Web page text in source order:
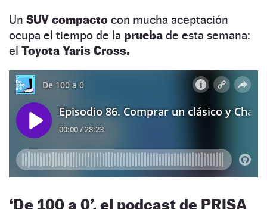
Un SUV compacto con mucha aceptación
ocupa el tiempo de la prueba de esta semana:
el Toyota Yaris Cross.
‘De 100 a 0’, el podcast de PRISA